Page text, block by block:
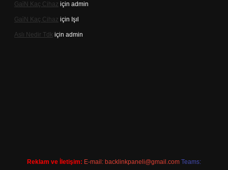
Gai̇N Kaç Cihaz için admin
Gai̇N Kaç Cihaz için Işıl
Aslı Nedir Tdk için admin
Reklam ve İletişim: E-mail: backlinkpaneli@gmail.com Teams: